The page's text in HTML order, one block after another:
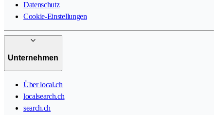
Datenschutz
Cookie-Einstellungen
Unternehmen
Über local.ch
localsearch.ch
search.ch